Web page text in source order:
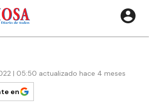
| 05:50 actualizado hace 4 meses
en